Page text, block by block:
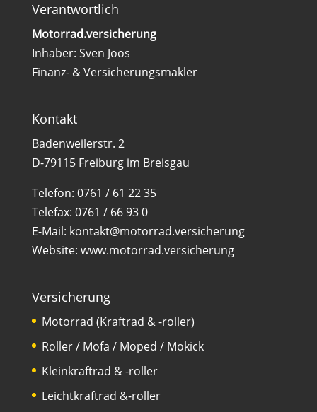
Verantwortlich
Motorrad.versicherung
Inhaber: Sven Joos
Finanz- & Versicherungsmakler
Kontakt
Badenweilerstr. 2
D-79115 Freiburg im Breisgau
Telefon: 0761 / 61 22 35
Telefax: 0761 / 66 93 0
E-Mail: kontakt@motorrad.versicherung
Website: www.motorrad.versicherung
Versicherung
Motorrad (Kraftrad & -roller)
Roller / Mofa / Moped / Mokick
Kleinkraftrad & -roller
Leichtkraftrad &-roller